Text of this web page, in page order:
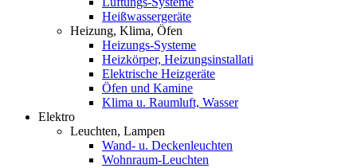
Heißwassergeräte
Heizung, Klima, Öfen
Heizungs-Systeme
Heizkörper, Heizungsinstallati
Elektrische Heizgeräte
Öfen und Kamine
Klima u. Raumluft, Wasser
Elektro
Leuchten, Lampen
Wand- u. Deckenleuchten
Wohnraum-Leuchten